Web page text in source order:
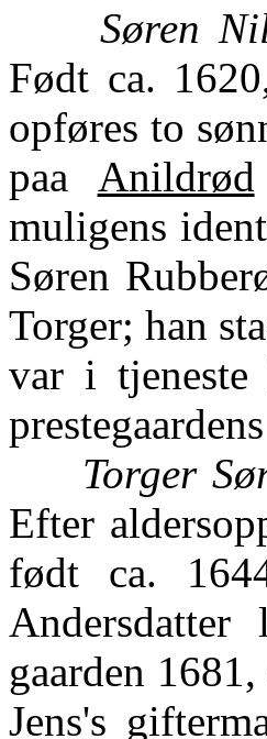
Søren
Født ca.
opføres to
paa Anildrød
muligens
Søren
Torger; han
var i
Torger
Efter
født ca.
gaarden
Jens's